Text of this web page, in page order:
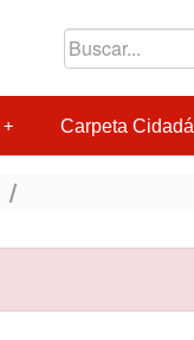
Carpeta Cidadá